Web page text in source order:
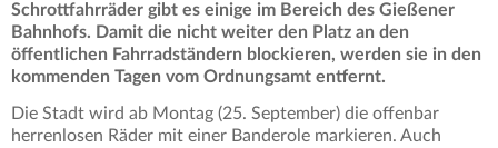
Schrottfahrräder gibt es einige im Bereich des Gießener
Bahnhofs. Damit die nicht weiter den Platz an den
öffentlichen Fahrradständern blockieren, werden sie in den
kommenden Tagen vom Ordnungsamt entfernt.
Die Stadt wird ab Montag (25. September) die offenbar
herrenlosen Räder mit einer Banderole markieren. Auch